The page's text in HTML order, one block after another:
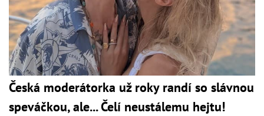
Česká moderátorka už roky randí so slávnou
speváčkou, ale... Čelí neustálemu hejtu!